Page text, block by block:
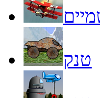
טנק